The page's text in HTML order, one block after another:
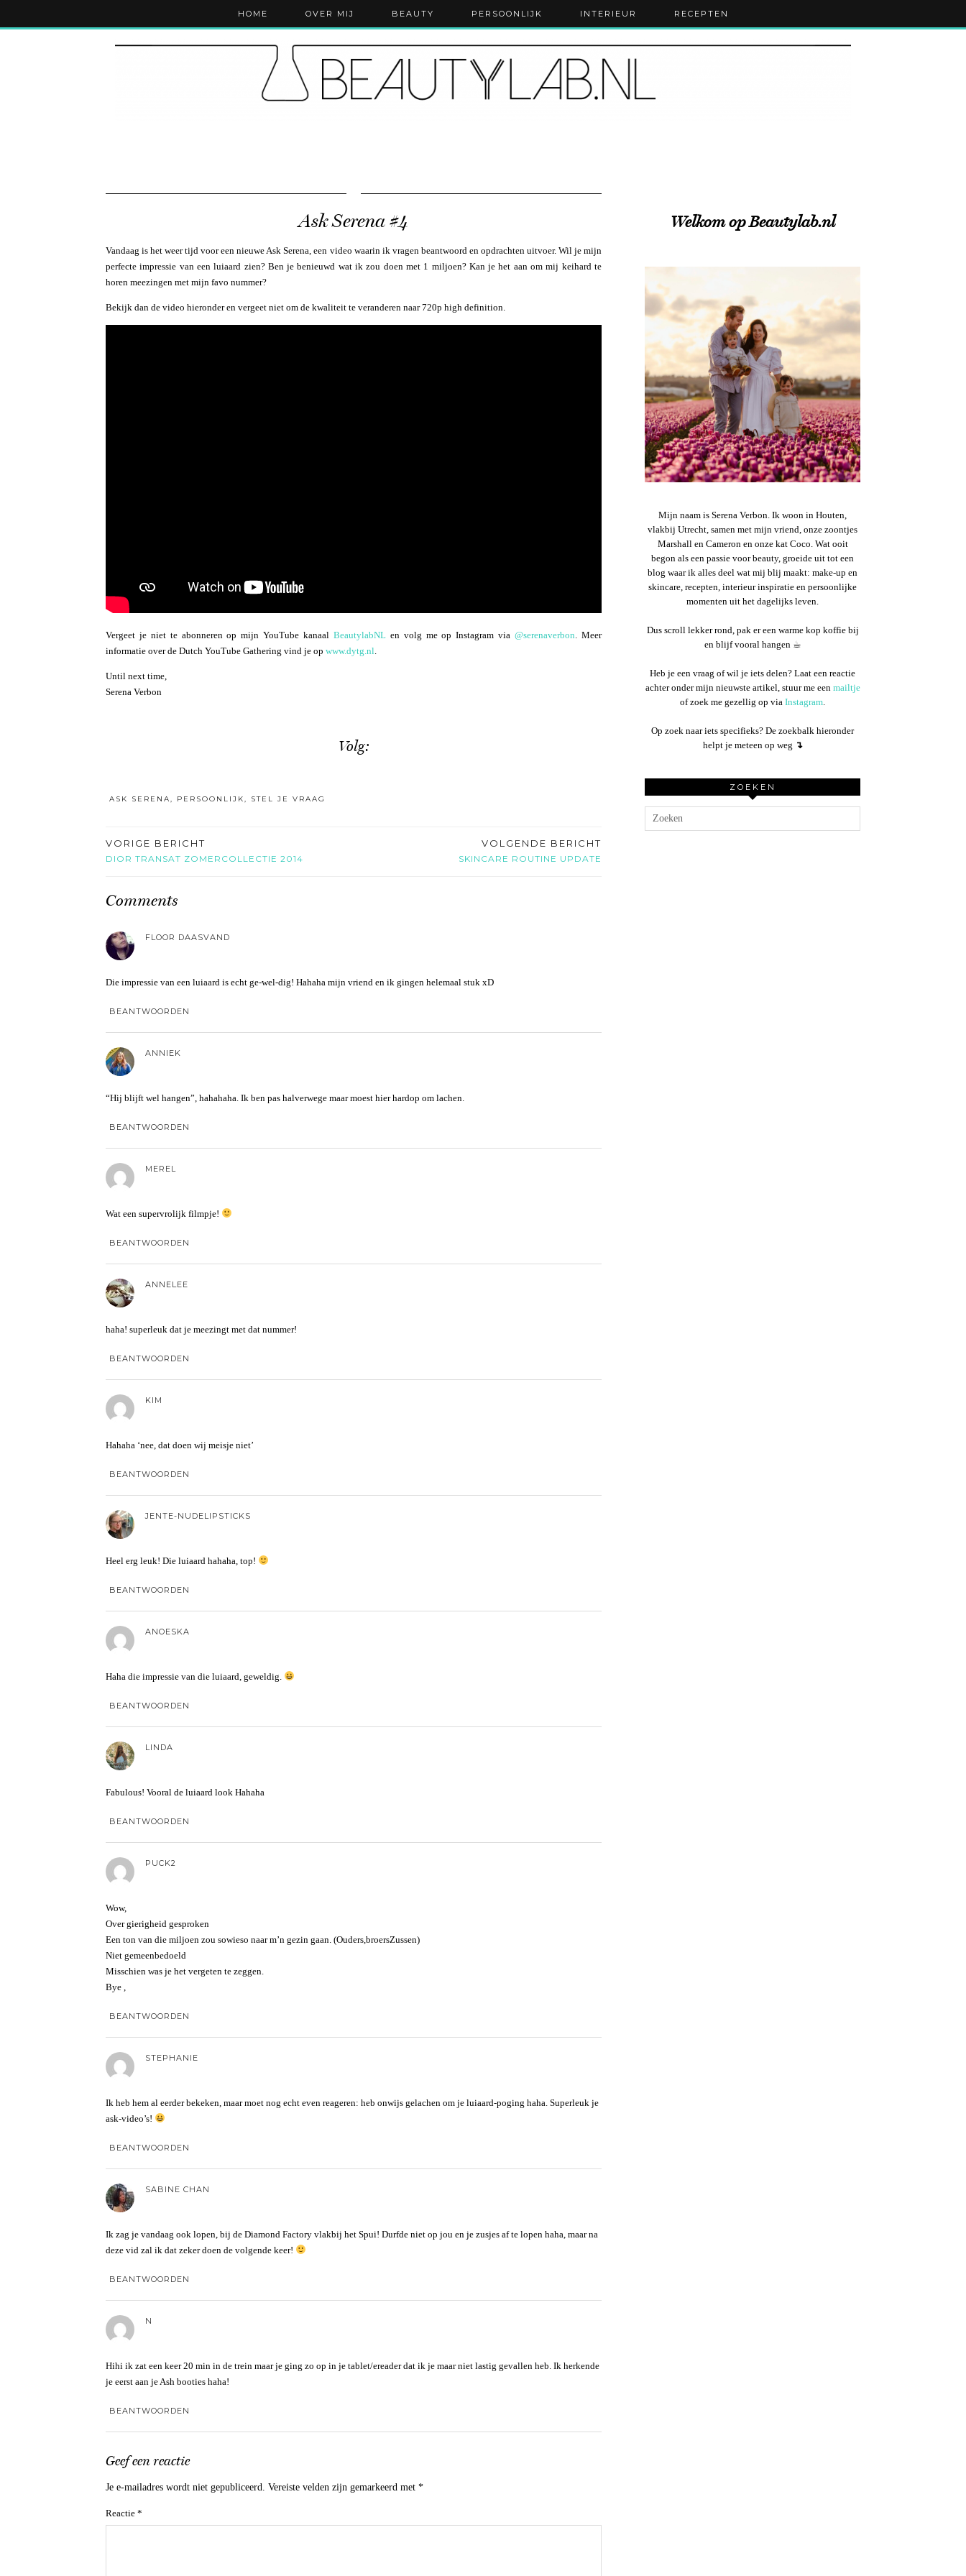
HOME OVER MIJ BEAUTY PERSOONLIJK INTERIEUR RECEPTEN
Ask Serena #4
Vandaag is het weer tijd voor een nieuwe Ask Serena, een video waarin ik vragen beantwoord en opdrachten uitvoer. Wil je mijn
perfecte impressie van een luiaard zien? Ben je benieuwd wat ik zou doen met 1 miljoen? Kan je het aan om mij keihard te
horen meezingen met mijn favo nummer?
Bekijk dan de video hieronder en vergeet niet om de kwaliteit te veranderen naar 720p high definition.
Vergeet je niet te abonneren op mijn YouTube kanaal BeautylabNLen volg me op Instagram via@serenaverbon . Meer
informatie over de Dutch YouTube Gathering vind je op www.dytg.nl
Until next time,
Serena Verbon
Volg:
ASK SERENA PERSOONLIJK STEL JE VRAAG
VORIGE BERICHT
DIOR TRANSAT ZOMERCOLLECTIE 2014
VOLGENDE BERICHT
SKINCARE ROUTINE UPDATE
Comments
FLOOR DAASVAND
Die impressie van een luiaard is echt ge-wel-dig! Hahaha mijn vriend en ik gingen helemaal stuk xD
BEANTWOORDEN
ANNIEK
“Hij blijft wel hangen”, hahahaha. Ik ben pas halverwege maar moest hier hardop om lachen.
BEANTWOORDEN
MEREL
Wat een supervrolijk filmpje!
BEANTWOORDEN
ANNELEE
haha! superleuk dat je meezingt met dat nummer!
BEANTWOORDEN
KIM
Hahaha ‘nee, dat doen wij meisje niet’
BEANTWOORDEN
JENTE-NUDELIPSTICKS
Heel erg leuk! Die luiaard hahaha, top!
BEANTWOORDEN
ANOESKA
Haha die impressie van die luiaard, geweldig.
BEANTWOORDEN
LINDA
Fabulous! Vooral de luiaard look Hahaha
BEANTWOORDEN
PUCK2
Wow,
Over gierigheid gesproken
Een ton van die miljoen zou sowieso naar m’n gezin gaan. (Ouders,broersZussen)
Niet gemeenbedoeld
Misschien was je het vergeten te zeggen.
Bye ,
BEANTWOORDEN
STEPHANIE
Ik heb hem al eerder bekeken, maar moet nog echt even reageren: heb onwijs gelachen om je luiaard-poging haha. Superleuk je
ask-video’s!
BEANTWOORDEN
SABINE CHAN
Ik zag je vandaag ook lopen, bij de Diamond Factory vlakbij het Spui! Durfde niet op jou en je zusjes af te lopen haha, maar na
deze vid zal ik dat zeker doen de volgende keer!
BEANTWOORDEN
N
Hihi ik zat een keer 20 min in de trein maar je ging zo op in je tablet/ereader dat ik je maar niet lastig gevallen heb. Ik herkende
je eerst aan je Ash booties haha!
BEANTWOORDEN
Geef een reactie
Je e-mailadres wordt niet gepubliceerd. Vereiste velden zijn gemarkeerd met *
Reactie *
Welkom op Beautylab.nl
Mijn naam is Serena Verbon. Ik woon in Houten,
vlakbij Utrecht, samen met mijn vriend, onze zoontjes
Marshall en Cameron en onze kat Coco. Wat ooit
begon als een passie voor beauty, groeide uit tot een
blog waar ik alles deel wat mij blij maakt: make-up en
skincare, recepten, interieur inspiratie en persoonlijke
momenten uit het dagelijks leven.
Dus scroll lekker rond, pak er een warme kop koffie bij
en blijf vooral hangen ☕︎
Heb je een vraag of wil je iets delen? Laat een reactie
achter onder mijn nieuwste artikel, stuur me een mailtje
of zoek me gezellig op via Instagram.
Op zoek naar iets specifieks? De zoekbalk hieronder
helpt je meteen op weg ↴
ZOEKEN